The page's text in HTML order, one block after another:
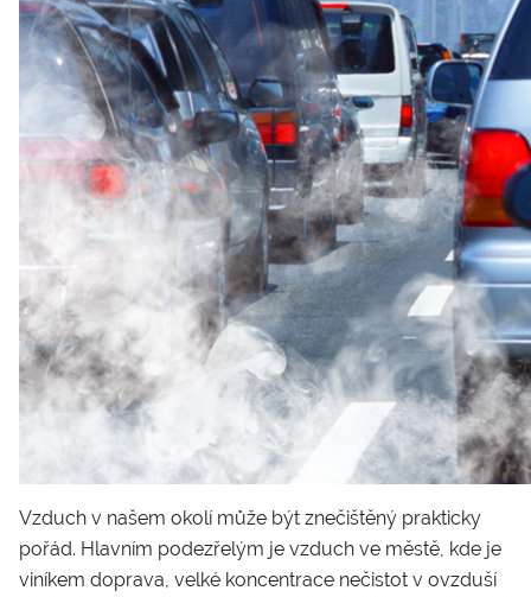
Vzduch v našem okolí může být znečištěný prakticky
pořád. Hlavním podezřelým je vzduch ve městě, kde je
viníkem doprava, velké koncentrace nečistot v ovzduší